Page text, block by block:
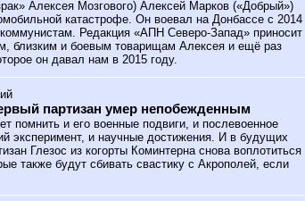
Алексея Мозгового) Алексей Марков («Добрый»)
катастрофе. Он воевал на Донбассе с 2014
Редакция «АПН Северо-Запад» приносит
близким и боевым товарищам Алексея и ещё раз
он давал нам в 2015 году.
партизан умер непобежденным
помнить и его военные подвиги, и послевоенное
эксперимент, и научные достижения. И в будущих
Глезос из когорты Коминтерна снова воплотиться
также будут сбивать свастику с Акрополей, если